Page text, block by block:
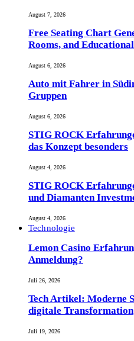
August 7, 2026
Free Seating Chart
Rooms, and
August 6, 2026
Auto mit Fahrer in
Gruppen
August 6, 2026
STIG ROCK
das Konzept besonders
August 4, 2026
STIG ROCK
und Diamanten
August 4, 2026
Technologie
Lemon Casino
Anmeldung?
Juli 26, 2026
Tech Artikel: Moderne
digitale Transformation
Juli 19, 2026